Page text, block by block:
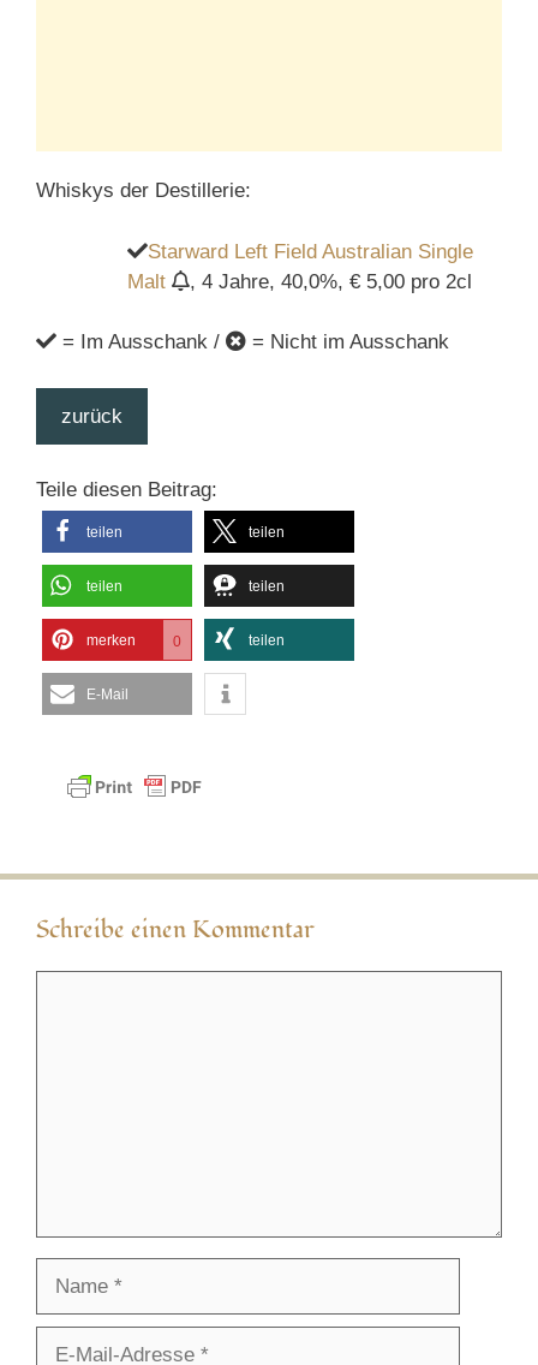
Whiskys der Destillerie:
Starward Left Field Australian Single
Malt
, 4 Jahre, 40,0%, € 5,00 pro 2cl
= Im Ausschank / = Nicht im Ausschank
zurück
Teile diesen Beitrag:
teilen teilen
teilen teilen
merken 0 teilen
E-Mail
Schreibe einen Kommentar